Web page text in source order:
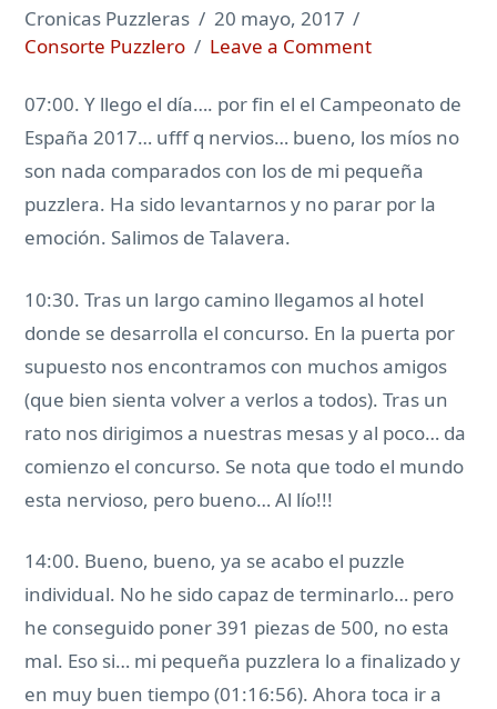
Cronicas Puzzleras
20 mayo, 2017
Consorte Puzzlero
Leave a Comment
07:00. Y llego el día…. por fin el el Campeonato de
España 2017… ufff q nervios… bueno, los míos no
son nada comparados con los de mi pequeña
puzzlera. Ha sido levantarnos y no parar por la
emoción. Salimos de Talavera.
10:30. Tras un largo camino llegamos al hotel
donde se desarrolla el concurso. En la puerta por
supuesto nos encontramos con muchos amigos
(que bien sienta volver a verlos a todos). Tras un
rato nos dirigimos a nuestras mesas y al poco… da
comienzo el concurso. Se nota que todo el mundo
esta nervioso, pero bueno… Al lío!!!
14:00. Bueno, bueno, ya se acabo el puzzle
individual. No he sido capaz de terminarlo… pero
he conseguido poner 391 piezas de 500, no esta
mal. Eso si… mi pequeña puzzlera lo a finalizado y
en muy buen tiempo (01:16:56). Ahora toca ir a